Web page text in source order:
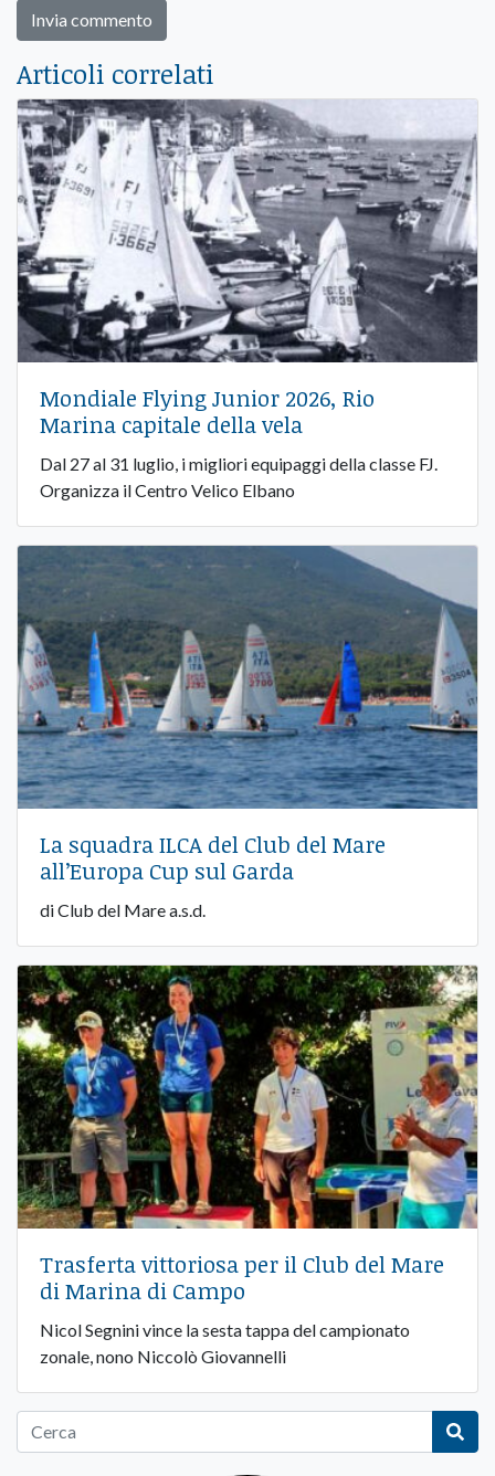
Articoli correlati
Mondiale Flying Junior 2026, Rio
Marina capitale della vela
Dal 27 al 31 luglio, i migliori equipaggi della classe FJ.
Organizza il Centro Velico Elbano
La squadra ILCA del Club del Mare
all’Europa Cup sul Garda
di Club del Mare a.s.d.
Trasferta vittoriosa per il Club del Mare
di Marina di Campo
Nicol Segnini vince la sesta tappa del campionato
zonale, nono Niccolò Giovannelli